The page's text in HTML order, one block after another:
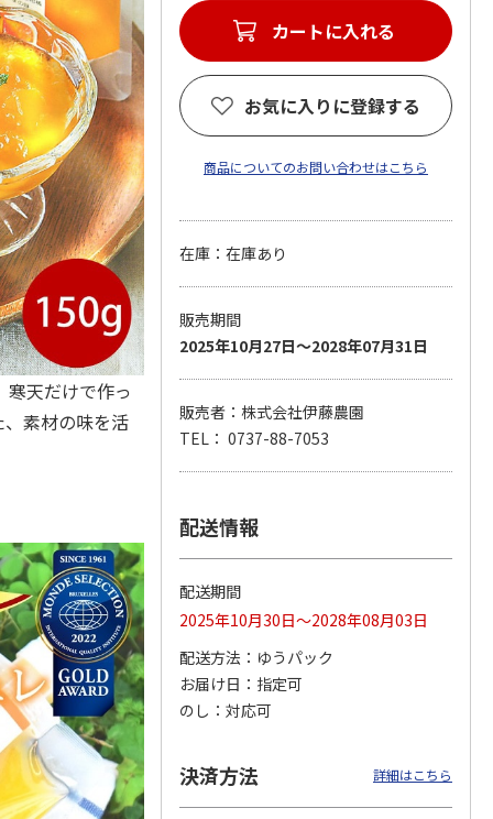
ＷＥＢ定期便つぶら
なバラエティコース
4.6（11）
3,580円
(送料・税込)
ももうめ・りんごう
4.4（14）
(送料・税込)
＜お中元＞新つぶら
5.0（7）
天だけで作っ
素材の味を活
お気に入りに登録する
商品についてのお問い合わせはこちら
在庫：在庫あり
販売期間
2025年10月27日～2028年07月31日
販売者：株式会社伊藤農園
TEL： 0737-88-7053
配送情報
配送期間
2025年10月30日～2028年08月03日
配送方法
ゆうパック
お届け日
指定可
のし
対応可
決済方法 詳細はこちら